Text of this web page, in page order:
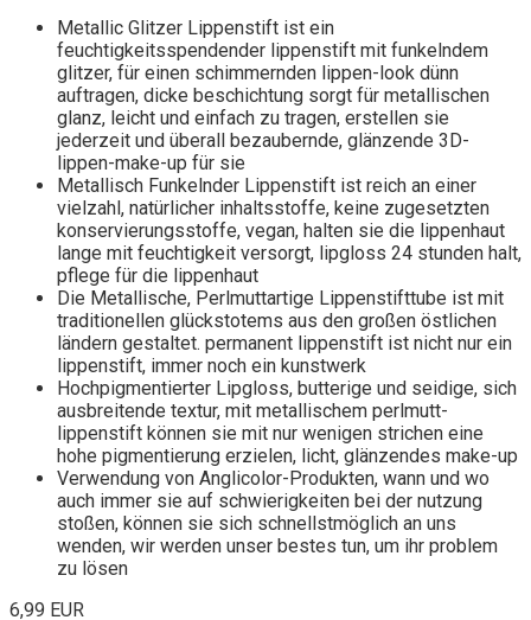
Metallic Glitzer Lippenstift ist ein
feuchtigkeitsspendender lippenstift mit funkelndem
glitzer, für einen schimmernden lippen-look dünn
auftragen, dicke beschichtung sorgt für metallischen
glanz, leicht und einfach zu tragen, erstellen sie
jederzeit und überall bezaubernde, glänzende 3D-
lippen-make-up für sie
Metallisch Funkelnder Lippenstift ist reich an einer
vielzahl, natürlicher inhaltsstoffe, keine zugesetzten
konservierungsstoffe, vegan, halten sie die lippenhaut
lange mit feuchtigkeit versorgt, lipgloss 24 stunden halt,
pflege für die lippenhaut
Die Metallische, Perlmuttartige Lippenstifttube ist mit
traditionellen glückstotems aus den großen östlichen
ländern gestaltet. permanent lippenstift ist nicht nur ein
lippenstift, immer noch ein kunstwerk
Hochpigmentierter Lipgloss, butterige und seidige, sich
ausbreitende textur, mit metallischem perlmutt-
lippenstift können sie mit nur wenigen strichen eine
hohe pigmentierung erzielen, licht, glänzendes make-up
Verwendung von Anglicolor-Produkten, wann und wo
auch immer sie auf schwierigkeiten bei der nutzung
stoßen, können sie sich schnellstmöglich an uns
wenden, wir werden unser bestes tun, um ihr problem
zu lösen
6,99 EUR